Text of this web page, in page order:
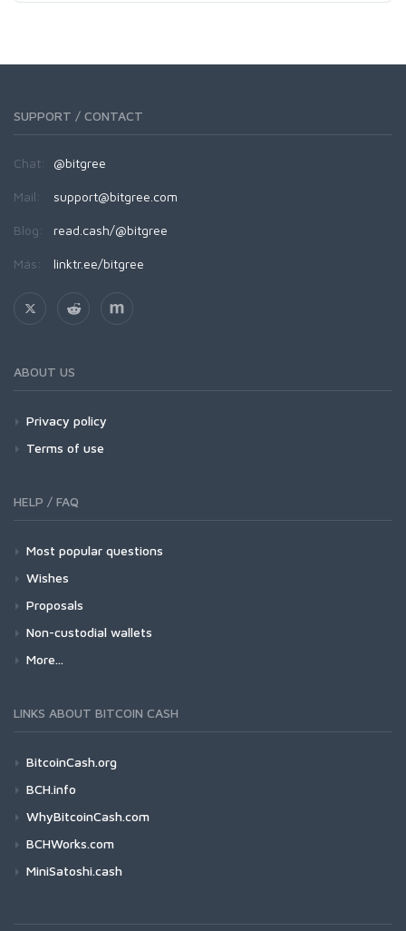
SUPPORT / CONTACT
Chat: @bitgree
Mail: support@bitgree.com
Blog: read.cash/@bitgree
Más: linktr.ee/bitgree
ABOUT US
Privacy policy
Terms of use
HELP / FAQ
Most popular questions
Wishes
Proposals
Non-custodial wallets
More...
LINKS ABOUT BITCOIN CASH
BitcoinCash.org
BCH.info
WhyBitcoinCash.com
BCHWorks.com
MiniSatoshi.cash